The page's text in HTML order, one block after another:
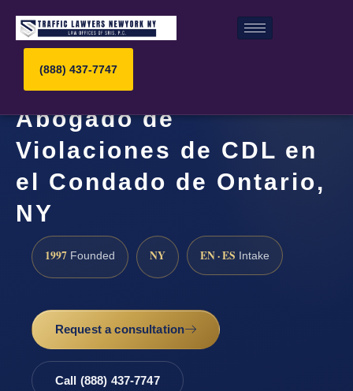
(888) 437-7747
Abogado de
Violaciones de CDL en
el Condado de Ontario,
NY
1997 Founded NY EN · ES Intake
Request a consultation
Call (888) 437-7747